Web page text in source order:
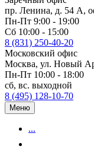
пр. Ленина, д. 54 А,
Пн-Пт 9:00 - 19:00
Сб 10:00 - 15:00
8 (831) 250-40-20
Московский офис
Москва, ул. Новый
Пн-Пт 10:00 - 18:00
сб, вс. выходной
8 (495) 128-10-70
Меню
...